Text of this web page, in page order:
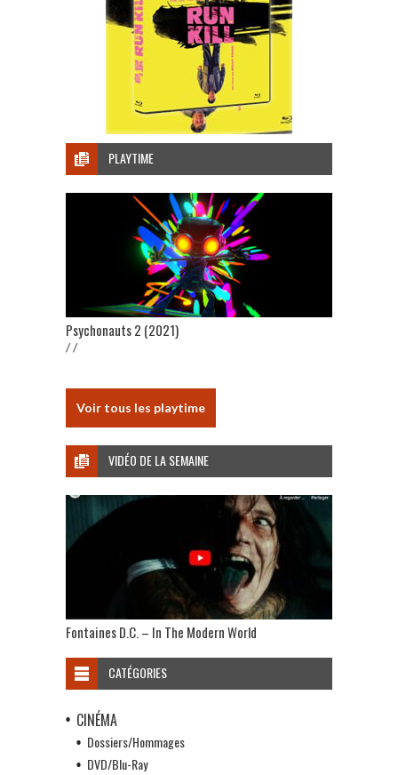
PLAYTIME
Psychonauts 2 (2021)
/ /
Voir tous les playtime
VIDÉO DE LA SEMAINE
Fontaines D.C. – In The Modern World
CATÉGORIES
CINÉMA
Dossiers/Hommages
DVD/Blu-Ray